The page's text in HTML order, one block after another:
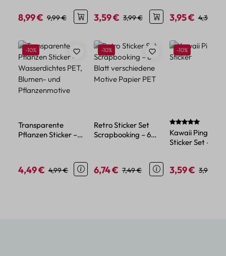
Verkaufspreis:
8,99 € Regulärer Preis:
9,99 €
Verkaufspreis:
3,59 € Regulärer Preis:
3,99 €
Verkaufspreis:
3,95 € 4,39 €
Produktgalerie überspringen
Rabatt
-10%
Transparente
Pflanzen Sticker –
Verkaufspreis:
4,49 € Regulärer Preis:
4,99 €
Rabatt
-10%
Retro Sticker Set
Scrapbooking – 6
Verkaufspreis:
6,74 € Regulärer Preis:
7,49 €
Rabatt
-10%
Kawaii Pinguin
Sticker Set – 45
Design
Verkaufspreis:
3,59 € 3,99 €